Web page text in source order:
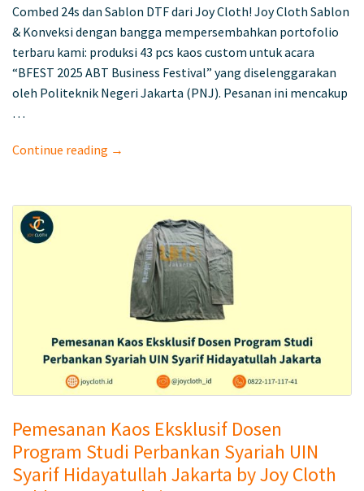
Combed 24s dan Sablon DTF dari Joy Cloth! Joy Cloth Sablon
& Konveksi dengan bangga mempersembahkan portofolio
terbaru kami: produksi 43 pcs kaos custom untuk acara
“BFEST 2025 ABT Business Festival” yang diselenggarakan
oleh Politeknik Negeri Jakarta (PNJ). Pesanan ini mencakup
…
Continue reading →
Pemesanan Kaos Eksklusif Dosen
Program Studi Perbankan Syariah UIN
Syarif Hidayatullah Jakarta by Joy Cloth